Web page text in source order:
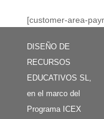
[customer-area-
DISEÑO DE
RECURSOS
EDUCATIVOS SL,
en el marco del
Programa ICEX